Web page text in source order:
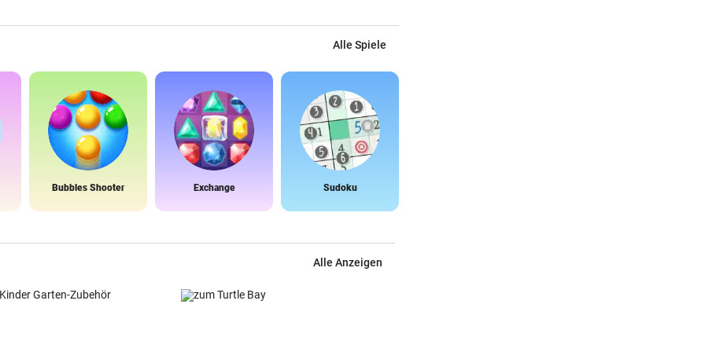
Alle Spiele
Bubbles Shooter Exchange Sudoku
Alle Anzeigen